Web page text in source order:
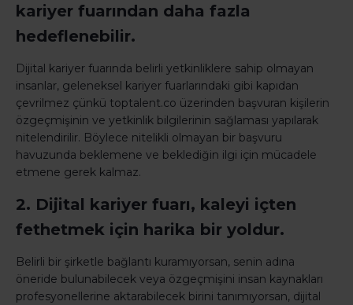
kariyer fuarından daha fazla
hedeflenebilir.
Dijital kariyer fuarında belirli yetkinliklere sahip olmayan
insanlar, geleneksel kariyer fuarlarındaki gibi kapıdan
çevrilmez çünkü toptalent.co üzerinden başvuran kişilerin
özgeçmişinin ve yetkinlik bilgilerinin sağlaması yapılarak
nitelendirilir. Böylece nitelikli olmayan bir başvuru
havuzunda beklemene ve beklediğin ilgi için mücadele
etmene gerek kalmaz.
2. Dijital kariyer fuarı, kaleyi içten
fethetmek için harika bir yoldur.
Belirli bir şirketle bağlantı kuramıyorsan, senin adına
öneride bulunabilecek veya özgeçmişini insan kaynakları
profesyonellerine aktarabilecek birini tanımıyorsan, dijital